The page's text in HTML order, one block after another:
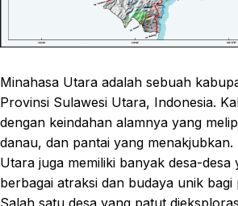
Minahasa Utara adalah sebuah
Provinsi Sulawesi Utara, Indonesia.
dengan keindahan alamnya yang
danau, dan pantai yang
Utara juga memiliki banyak desa-
berbagai atraksi dan budaya unik